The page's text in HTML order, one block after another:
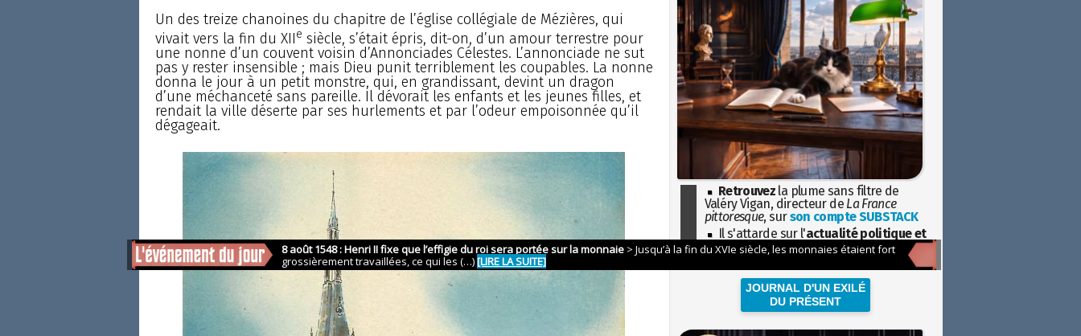
Un des treize chanoines du chapitre de l’église collégiale de Mézières, qui
vivait vers la fin du XIIe siècle, s’était épris, dit-on, d’un amour terrestre pour
une nonne d’un couvent voisin d’Annonciades Célestes. L’annonciade ne sut
pas y rester insensible ; mais Dieu punit terriblement les coupables. La nonne
donna le jour à un petit monstre, qui, en grandissant, devint un dragon
d’une méchanceté sans pareille. Il dévorait les enfants et les jeunes filles, et
rendait la ville déserte par ses hurlements et par l’odeur empoisonnée qu’il
dégageait.
Retrouvez la plume sans filtre de
Valéry Vigan, directeur de La France
pittoresque, surson compte SUBSTACK
Il s'attarde sur l'actualité politique et
sociétaleavec la hauteur de vue de
JOURNAL D'UN EXILÉ
DU PRÉSENT